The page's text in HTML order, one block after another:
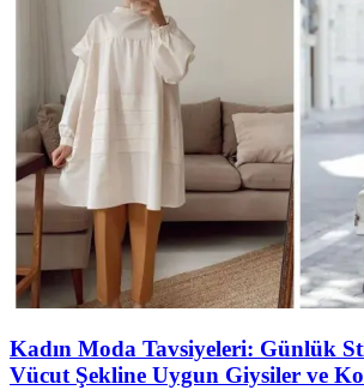
Kadın Moda Tavsiyeleri: Günlük
Vücut Şekline Uygun Giysiler ve